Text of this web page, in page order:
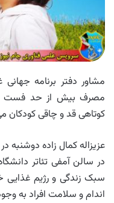
مشاور دفتر برنامه
مصرف بیش از حد فست
کوتاهی قد و چاقی کودکان
عزیزاله کمال زاده
در سالن آمفی تئاتر
سبک زندگی و رژیم
اندام و سلامت افراد به